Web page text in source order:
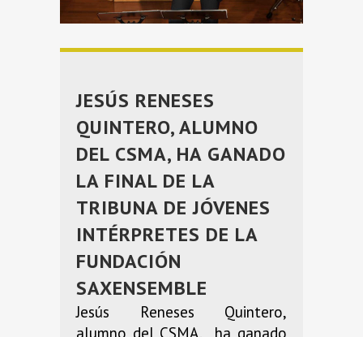
JESÚS RENESES
QUINTERO, ALUMNO
DEL CSMA, HA GANADO
LA FINAL DE LA
TRIBUNA DE JÓVENES
INTÉRPRETES DE LA
FUNDACIÓN
SAXENSEMBLE
Jesús Reneses Quintero,
alumno del CSMA, ha ganado